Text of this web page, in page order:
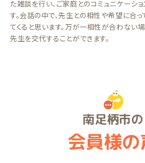
た雑談を行い、ご家庭とのコミュニケーシ
す。会話の中で、先生との相性や希望に合
てくると思います。万が一相性が合わない
先生を交代することができます。
南足柄市の
会員様の